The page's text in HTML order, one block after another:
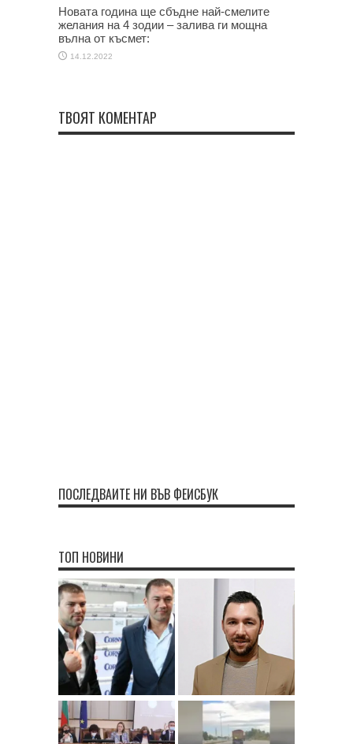
Новата година ще сбъдне най-смелите
желания на 4 зодии – залива ги мощна
вълна от късмет:
14.12.2022
ТВОЯТ КОМЕНТАР
ПОСЛЕДВАЙТЕ НИ ВЪВ ФЕЙСБУК
ТОП НОВИНИ